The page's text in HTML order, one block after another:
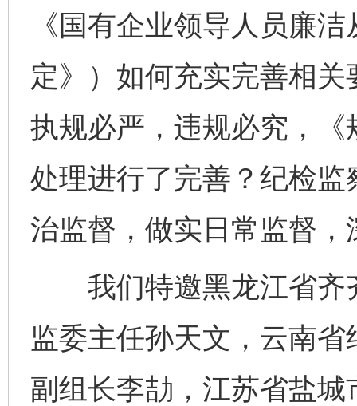
《国有企业领导人员廉
定》）如何充实完善相
执规必严，违规必究，
处理进行了完善？纪检
治监督，做实日常监督，
我们特邀黑龙江省齐
监委主任孙天文，云南
副组长李劼，江苏省盐